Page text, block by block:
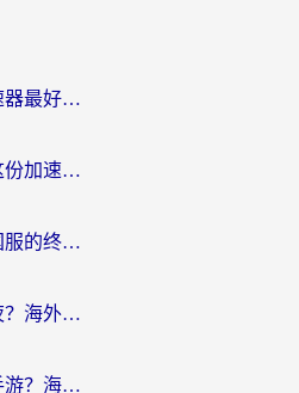
在欧洲玩晶核用什么加速器最好呢？一个老玩家的真心话
海外玩新寻仙总卡顿？这份加速器选择指南让你秒回国服流畅体验
从魔兽到蛋仔：海外玩国服的终极加速指南，找到你的专属高速通道
在国外能不能玩星战前夜？海外党国服游戏不卡顿的秘密武器在这里
在印度怎么玩御龙在天手游？海外党畅玩国服的终极生存指南